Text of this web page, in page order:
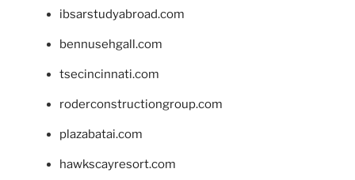
ibsarstudyabroad.com
bennusehgall.com
tsecincinnati.com
roderconstructiongroup.com
plazabatai.com
hawkscayresort.com